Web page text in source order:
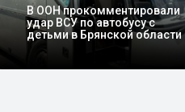
В ООН прокомментировали
удар ВСУ по автобусу с
детьми в Брянской области